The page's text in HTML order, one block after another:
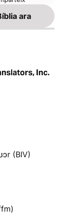
ara
Inc.
(BIV)